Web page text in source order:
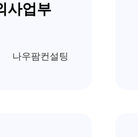
사업부
나우팜컨설팅